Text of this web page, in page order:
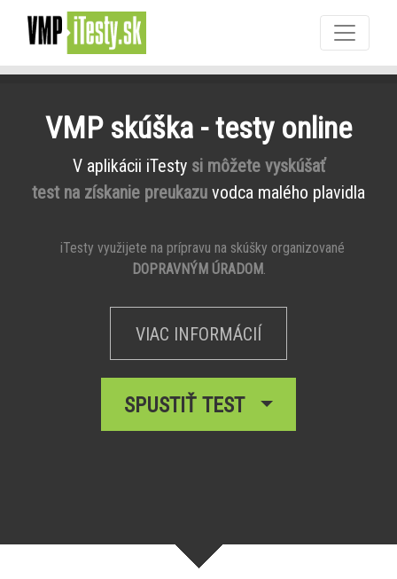
VMP skúška - testy online
V aplikácii iTesty si môžete vyskúšať
test na získanie preukazu vodca malého plavidla
iTesty využijete na prípravu na skúšky organizované
DOPRAVNÝM ÚRADOM.
VIAC INFORMÁCIÍ
SPUSTIŤ TEST